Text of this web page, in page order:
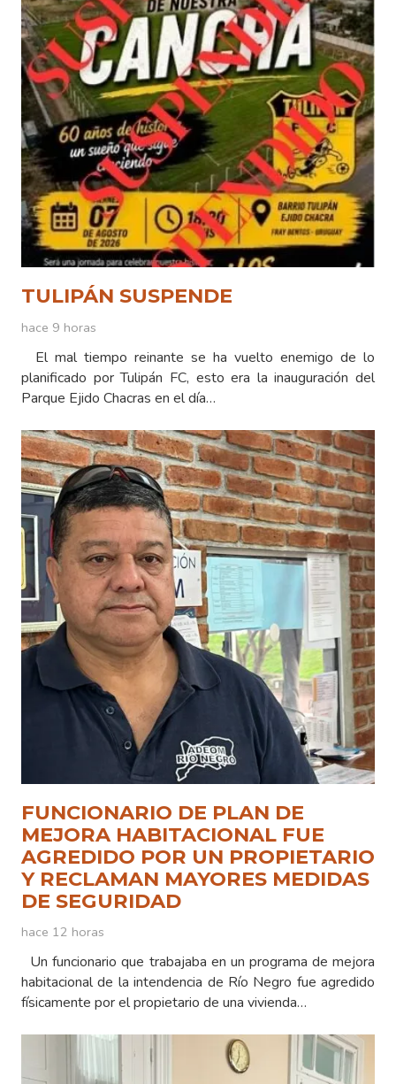
TULIPÁN SUSPENDE
hace 9 horas
El mal tiempo reinante se ha vuelto enemigo de lo
planificado por Tulipán FC, esto era la inauguración del
Parque Ejido Chacras en el día…
FUNCIONARIO DE PLAN DE
MEJORA HABITACIONAL FUE
AGREDIDO POR UN PROPIETARIO
Y RECLAMAN MAYORES MEDIDAS
DE SEGURIDAD
hace 12 horas
Un funcionario que trabajaba en un programa de mejora
habitacional de la intendencia de Río Negro fue agredido
físicamente por el propietario de una vivienda…